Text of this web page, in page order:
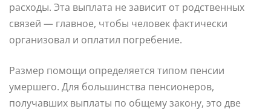
расходы. Эта выплата не зависит от родственных
связей — главное, чтобы человек фактически
организовал и оплатил погребение.
Размер помощи определяется типом пенсии
умершего. Для большинства пенсионеров,
получавших выплаты по общему закону, это две